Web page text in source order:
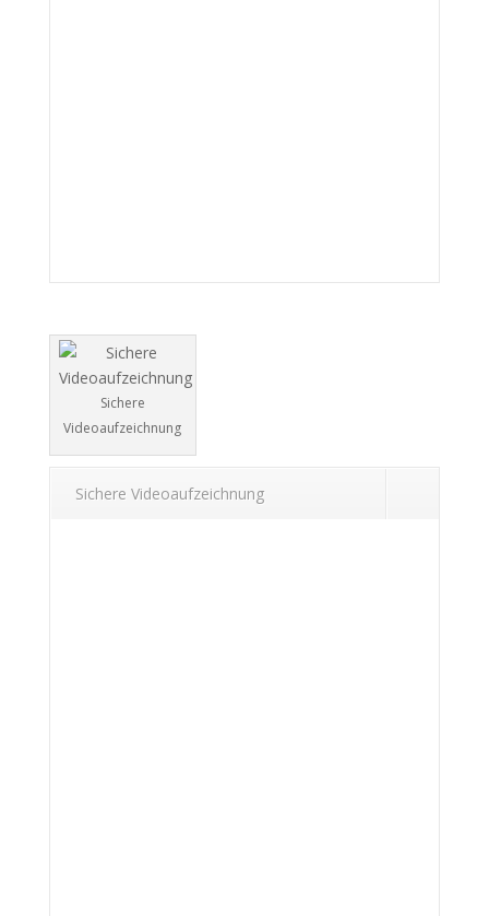
Sichere
Videoaufzeichnung
Sichere Videoaufzeichnung